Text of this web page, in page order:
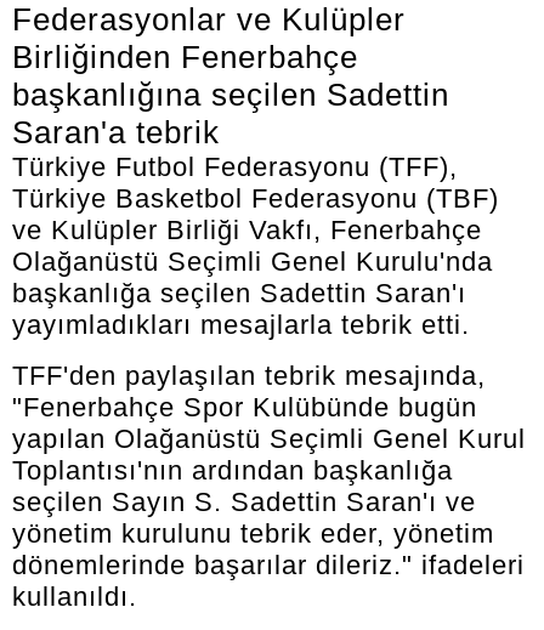
Federasyonlar ve Kulüpler
Birliğinden Fenerbahçe
başkanlığına seçilen Sadettin
Saran'a tebrik
Türkiye Futbol Federasyonu (TFF),
Türkiye Basketbol Federasyonu (TBF)
ve Kulüpler Birliği Vakfı, Fenerbahçe
Olağanüstü Seçimli Genel Kurulu'nda
başkanlığa seçilen Sadettin Saran'ı
yayımladıkları mesajlarla tebrik etti.
TFF'den paylaşılan tebrik mesajında,
"Fenerbahçe Spor Kulübünde bugün
yapılan Olağanüstü Seçimli Genel Kurul
Toplantısı'nın ardından başkanlığa
seçilen Sayın S. Sadettin Saran'ı ve
yönetim kurulunu tebrik eder, yönetim
dönemlerinde başarılar dileriz." ifadeleri
kullanıldı.